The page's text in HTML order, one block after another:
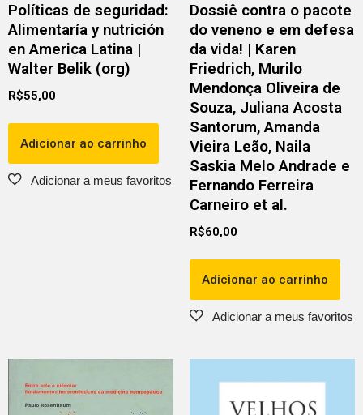
Políticas de seguridad:
Alimentaría y nutrición
en America Latina |
Walter Belik (org)
R$55,00
Adicionar ao carrinho
Dossiê contra o pacote
do veneno e em defesa
da vida! | Karen
Friedrich, Murilo
Mendonça Oliveira de
Souza, Juliana Acosta
Santorum, Amanda
Vieira Leão, Naila
Saskia Melo Andrade e
Fernando Ferreira
Carneiro et al.
R$60,00
Adicionar ao carrinho